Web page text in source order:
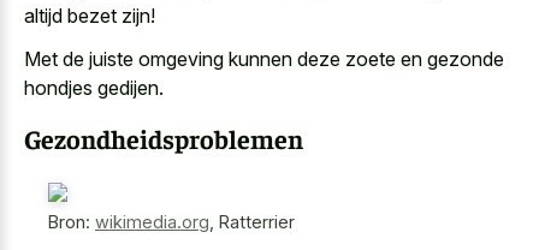
altijd bezet zijn!
Met de juiste omgeving kunnen deze zoete en gezonde
hondjes gedijen.
Gezondheidsproblemen
Bron: wikimedia.org Ratterrier